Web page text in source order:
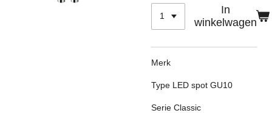
In
winkelwagen
Merk
Type LED spot GU10
Serie Classic